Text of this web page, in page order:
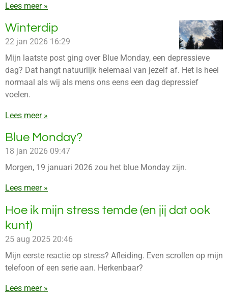
Lees meer »
Winterdip
22 jan 2026 16:29
Mijn laatste post ging over Blue Monday, een depressieve
dag? Dat hangt natuurlijk helemaal van jezelf af. Het is heel
normaal als wij als mens ons eens een dag depressief
voelen.
Lees meer »
Blue Monday?
18 jan 2026 09:47
Morgen, 19 januari 2026 zou het blue Monday zijn.
Lees meer »
Hoe ik mijn stress temde (en jij dat ook
kunt)
25 aug 2025 20:46
Mijn eerste reactie op stress? Afleiding. Even scrollen op mijn
telefoon of een serie aan. Herkenbaar?
Lees meer »